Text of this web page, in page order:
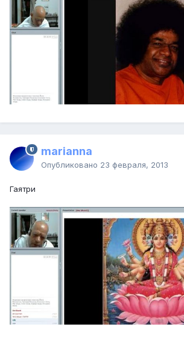
marianna
Опубликовано 23 февраля, 2013
Гаятри